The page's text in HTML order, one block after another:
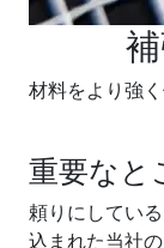
材料をより強
重要なと
頼りにしてい
込まれた当社